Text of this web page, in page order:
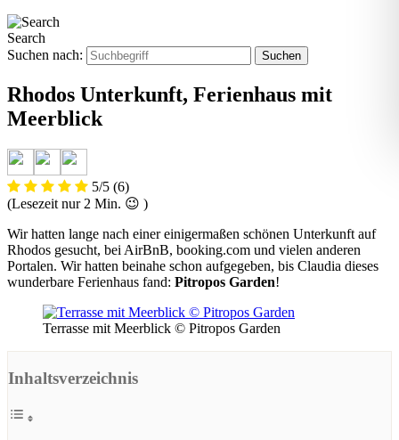
Search
Suchen nach:
Rhodos Unterkunft, Ferienhaus mit
Meerblick
5/5 (6)
(Lesezeit nur 2 Min. 😉 )
Wir hatten lange nach einer einigermaßen schönen Unterkunft auf
Rhodos gesucht, bei AirBnB, booking.com und vielen anderen
Portalen. Wir hatten beinahe schon aufgegeben, bis Claudia dieses
wunderbare Ferienhaus fand: Pitropos Garden!
Terrasse mit Meerblick © Pitropos Garden
Inhaltsverzeichnis